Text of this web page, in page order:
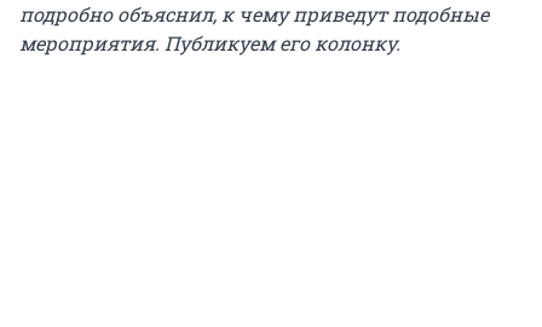
подробно объяснил, к чему приведут подобные
мероприятия. Публикуем его колонку.